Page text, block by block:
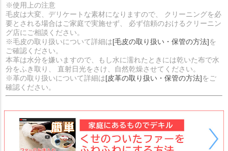
※使用上の注意
毛皮は大変、デリケートな素材になりますので、 クリーニングを必
要とされる場合はご家庭で実施せず、 必ず信頼のおけるクリーニン
グ店にご相談ください。
※毛皮の取り扱いについて詳細は[毛皮の取り扱い・保管の方法]を
ご確認ください。
本革は水分を嫌いますので、もし水に濡れたときには乾いた布で水
分をふき取り、 直射日光をさけ、自然乾燥させてください。
※革の取り扱いについて詳細は[皮革の取り扱い・保管の方法]をご
確認ください。